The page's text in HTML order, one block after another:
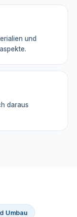
und
daraus
Umbau